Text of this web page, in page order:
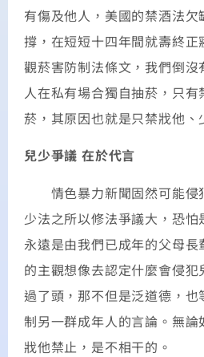
有傷及他人，美國的禁酒法
撐，在短短十四年間就壽終
觀菸害防制法條文，我們倒
人在私有場合獨自抽菸，只
菸，其原因也就是只禁戕他、
兒少爭議 在於代言
情色暴力新聞固然可能侵
少法之所以修法爭議大，恐怕
永遠是由我們已成年的父母
的主觀想像去認定什麼會侵
過了頭，那不但是泛道德，
制另一群成年人的言論。無
戕他禁止，是不相干的。